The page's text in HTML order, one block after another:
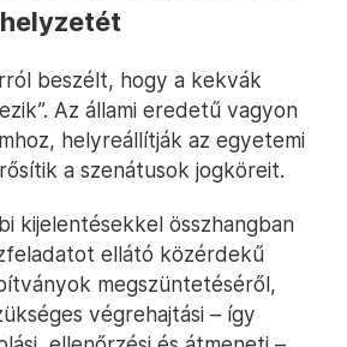
beszélt, hogy a kekvák
Az állami eredetű vagyon
helyreállítják az egyetemi
a szenátusok jogköreit.
kijelentésekkel összhangban
ellátó közérdekű
megszüntetéséről,
végrehajtási – így